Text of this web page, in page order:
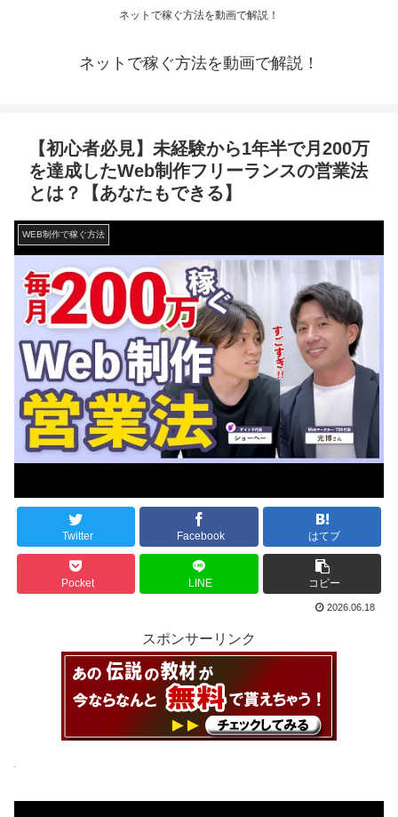
ネットで稼ぐ方法を動画で解説！
ネットで稼ぐ方法を動画で解説！
【初心者必見】未経験から1年半で月200万
を達成したWeb制作フリーランスの営業法
とは？【あなたもできる】
WEB制作で稼ぐ方法
Twitter Facebook はてブ
Pocket LINE コピー
2026.06.18
スポンサーリンク